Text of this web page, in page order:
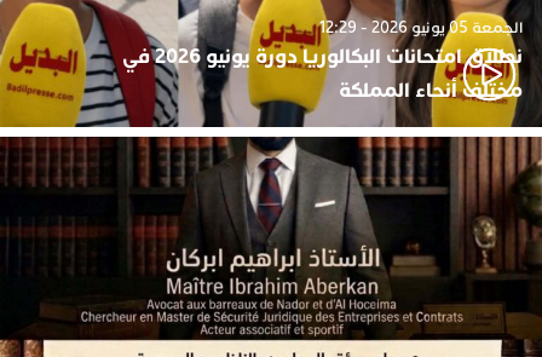
الجمعة 05 يونيو 2026 - 12:29
نطلاق امتحانات البكالوريا دورة يونيو 2026 في
مختلف أنحاء المملكة